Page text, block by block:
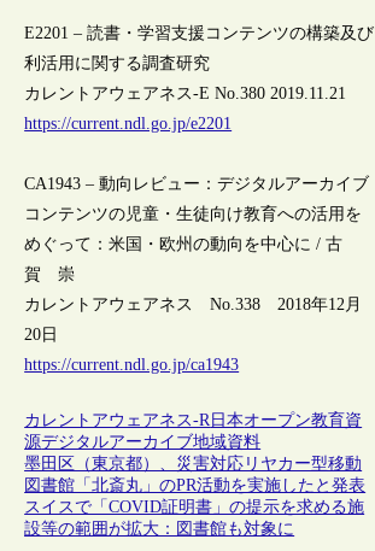
E2201 – 読書・学習支援コンテンツの構築及び
利活用に関する調査研究
カレントアウェアネス-E No.380 2019.11.21
https://current.ndl.go.jp/e2201
CA1943 – 動向レビュー：デジタルアーカイブ
コンテンツの児童・生徒向け教育への活用を
めぐって：米国・欧州の動向を中心に / 古
賀 崇
カレントアウェアネス No.338 2018年12月
20日
https://current.ndl.go.jp/ca1943
カレントアウェアネス-R日本オープン教育資
源デジタルアーカイブ地域資料
墨田区（東京都）、災害対応リヤカー型移動
図書館「北斎丸」のPR活動を実施したと発表
スイスで「COVID証明書」の提示を求める施
設等の範囲が拡大：図書館も対象に